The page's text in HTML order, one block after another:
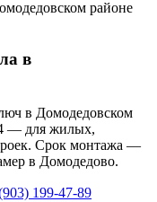
в
в Домодедовском
— для жилых,
Срок монтажа —
в Домодедово.
199-47-89